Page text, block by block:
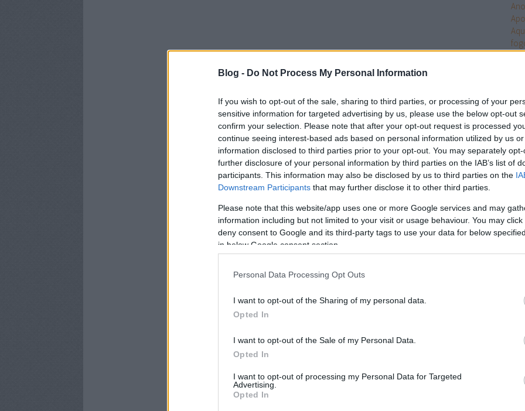
Blog - Do Not Process My Personal Information
If you wish to opt-out of the sale, sharing to third parties, or processing of your
sensitive information for targeted advertising by us, please use the below opt-out
confirm your selection. Please note that after your opt-out request is processed
continue seeing interest-based ads based on personal information utilized by us
information disclosed to third parties prior to your opt-out. You may separately
further disclosure of your personal information by third parties on the IAB’s list of
participants. This information may also be disclosed by us to third parties on the
Downstream Participants that may further disclose it to other third parties.
Please note that this website/app uses one or more Google services and may
information including but not limited to your visit or usage behaviour. You may
deny consent to Google and its third-party tags to use your data for below
in below Google consent section.
Personal Data Processing Opt Outs
I want to opt-out of the Sharing of my personal data.
Opted In
I want to opt-out of the Sale of my Personal Data.
Opted In
I want to opt-out of processing my Personal Data for Targeted
Advertising.
Opted In
Awad
A